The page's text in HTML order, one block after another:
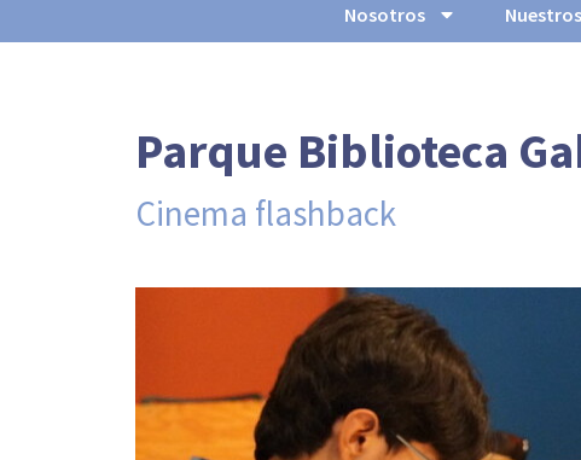
Nosotros
Parque Biblioteca
Cinema flashback